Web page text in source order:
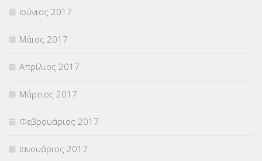
Ιούνιος 2017
Μάιος 2017
Απρίλιος 2017
Μάρτιος 2017
Φεβρουάριος 2017
Ιανουάριος 2017